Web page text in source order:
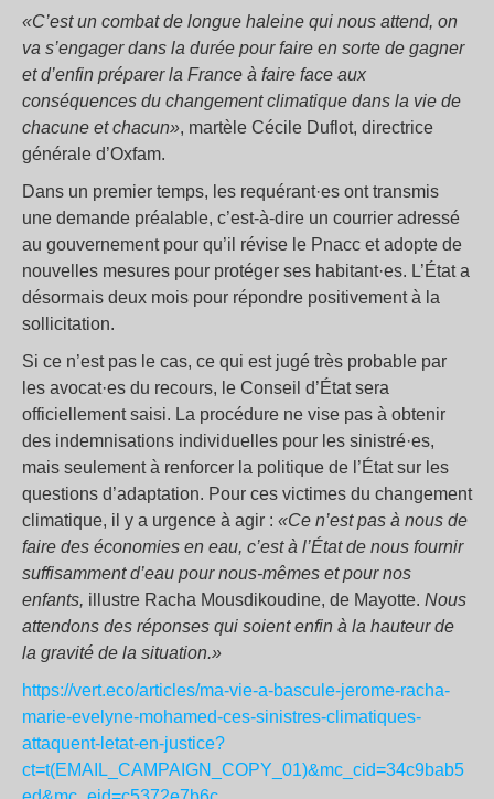
«C’est un combat de longue haleine qui nous attend, on
va s’engager dans la durée pour faire en sorte de gagner
et d’enfin préparer la France à faire face aux
conséquences du changement climatique dans la vie de
chacune et chacun», martèle Cécile Duflot, directrice
générale d’Oxfam.
Dans un premier temps, les requérant·es ont transmis
une demande préalable, c’est-à-dire un courrier adressé
au gouvernement pour qu’il révise le Pnacc et adopte de
nouvelles mesures pour protéger ses habitant·es. L’État a
désormais deux mois pour répondre positivement à la
sollicitation.
Si ce n’est pas le cas, ce qui est jugé très probable par
les avocat·es du recours, le Conseil d’État sera
officiellement saisi. La procédure ne vise pas à obtenir
des indemnisations individuelles pour les sinistré·es,
mais seulement à renforcer la politique de l’État sur les
questions d’adaptation. Pour ces victimes du changement
climatique, il y a urgence à agir : «Ce n’est pas à nous de
faire des économies en eau, c’est à l’État de nous fournir
suffisamment d’eau pour nous-mêmes et pour nos
enfants, illustre Racha Mousdikoudine, de Mayotte. Nous
attendons des réponses qui soient enfin à la hauteur de
la gravité de la situation.»
https://vert.eco/articles/ma-vie-a-bascule-jerome-racha-
marie-evelyne-mohamed-ces-sinistres-climatiques-
attaquent-letat-en-justice?
ct=t(EMAIL_CAMPAIGN_COPY_01)&mc_cid=34c9bab5